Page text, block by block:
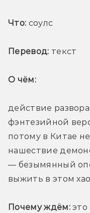
Что: соулс
Перевод: текст
О чём:
действие
фэнтезийной
потому в Китае
нашествие
— безымянный
выжить в этом
Почему ждём: это